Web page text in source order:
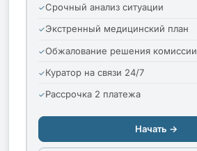
Срочный анализ ситуации
Экстренный медицинский план
Обжалование решения комиссии
Куратор на связи 24/7
Рассрочка 2 платежа
Начать →